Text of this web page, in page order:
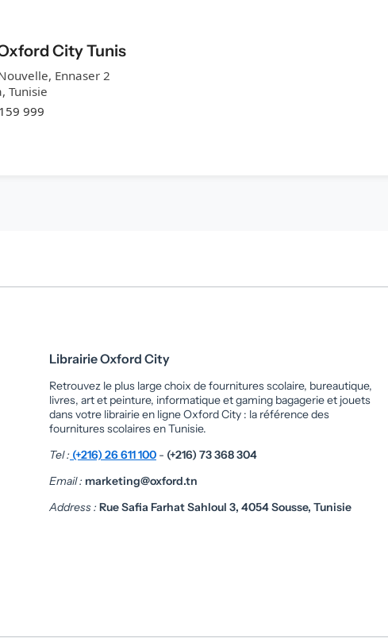
City Tunis
Ennaser 2
Tunisie
999
Librairie Oxford City
Retrouvez le plus large choix de fournitures scolaire, bureautique,
livres, art et peinture, informatique et gaming bagagerie et jouets
dans votre librairie en ligne Oxford City : la référence des
fournitures scolaires en Tunisie.
Tel : (+216) 26 611 100 - (+216) 73 368 304
Email : marketing@oxford.tn
Address : Rue Safia Farhat Sahloul 3, 4054 Sousse, Tunisie